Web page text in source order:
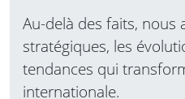
Au-delà des faits, nous
stratégiques, les
tendances qui
internationale.